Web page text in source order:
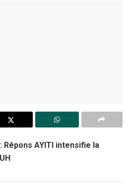
Répons AYITI intensifie la